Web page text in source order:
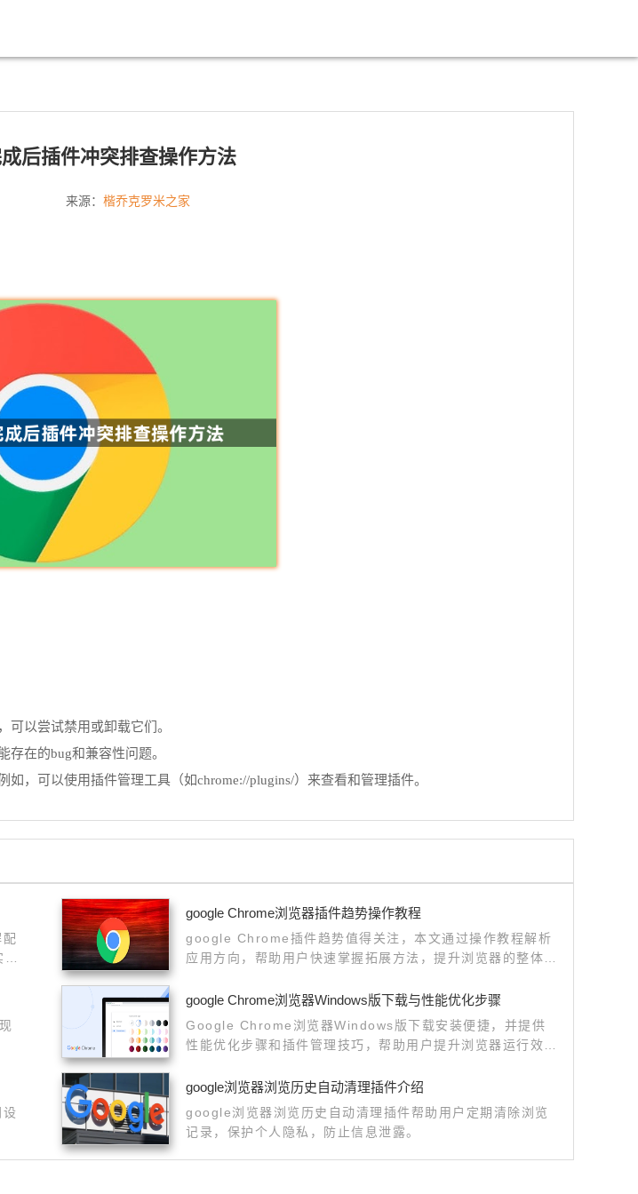
后插件冲突排查操作方法
来源： 楷乔克罗米之家
以尝试禁用或卸载它们。
在的bug和兼容性问题。
，可以使用插件管理工具（如chrome://plugins/）来查看和管理插件。
google Chrome浏览器插件趋势操作教程
google Chrome插件趋势值得关注，本文通过操作教程解析
应用方向，帮助用户快速掌握拓展方法，提升浏览器的整体实
google Chrome浏览器Windows版下载与性能优化步骤
Google Chrome浏览器Windows版下载安装便捷，并提供
性能优化步骤和插件管理技巧，帮助用户提升浏览器运行效率
google浏览器浏览历史自动清理插件介绍
google浏览器浏览历史自动清理插件帮助用户定期清除浏览
记录，保护个人隐私，防止信息泄露。